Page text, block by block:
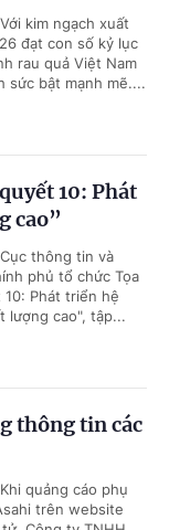
kim ngạch xuất
đạt con số kỷ lục
rau quả Việt Nam
sức bật mạnh mẽ....
10: Phát
cao”
thông tin và
phủ tổ chức Tọa
Phát triển hệ
lượng cao", tập...
thông tin các
quảng cáo phụ
trên website